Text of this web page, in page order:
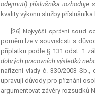
odejmutí) příslušníka rozhoduje
kvality výkonu služby
[26] Nejvyšší správní soud
poměru lze v souvislosti s
příplatku podle § 131 odst. 1
dobrých pracovních výsledků
nařízení vlády č. 330/2003 Sb.,
upravují důvody pro přiznání
argumentovat závěry rozsudků